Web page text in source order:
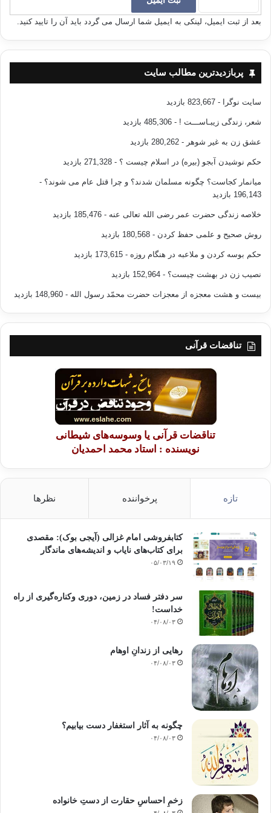
منبع:راهنمای کامل تربیت کودک / نویسنده:الیزابت پنتلی/مترجم: اکرم قیطاسی /
ایراد گرفتن از غذا کم خوری کودک
بعد از ثبت ایمیل، لینکی به ایمیل شما ارسال می گردد باید آن را تایید کنید.
پربازدیدترین مطالب سایت
سایت نوگرا - 823,667 بازدید
شعر، زندگی زیبـاســـت ! - 485,306 بازدید
عشق زن به غیر شوهر - 280,262 بازدید
حکم نوشیدن آبجو (بیره) در اسلام چیست ؟ - 271,328 بازدید
میانمار کجاست؟ چگونه مسلمان شدند؟ و چرا قتل عام می شوند؟ -
196,143 بازدید
خلاصه زندگی حضرت عمر رضی الله تعالی عنه - 185,476 بازدید
روش صحیح و علمی حفظ کردن - 180,568 بازدید
حکم بوسه کردن و ملاعبه در هنگام روزه - 173,615 بازدید
نصیب زن در بهشت چیست؟ - 152,964 بازدید
بیست و هشت معجزه از معجزات حضرت محمّد رسول الله - 148,960 بازدید
تناقضات قرآنی
تناقضات قرآنی یا وسوسه‌های شیطانی
نویسنده : استاد محمد احمدیان
تازه پرخواننده نظرها
کتابفروشی امام غزالی (آیجی بوک): مقصدی
برای کتاب‌های نایاب و اندیشه‌های ماندگار
۰۵/۰۳/۱۹
سر دفتر فساد در زمین‌، دوری وکناره‌گیری از راه
خداست‌!
۰۴/۰۸/۰۳
رهایی از زندانِ اوهام
۰۴/۰۸/۰۳
چگونه به آثار استغفار دست بیابیم؟
۰۴/۰۸/۰۳
زخمِ احساسِ حقارت از دستِ خانواده